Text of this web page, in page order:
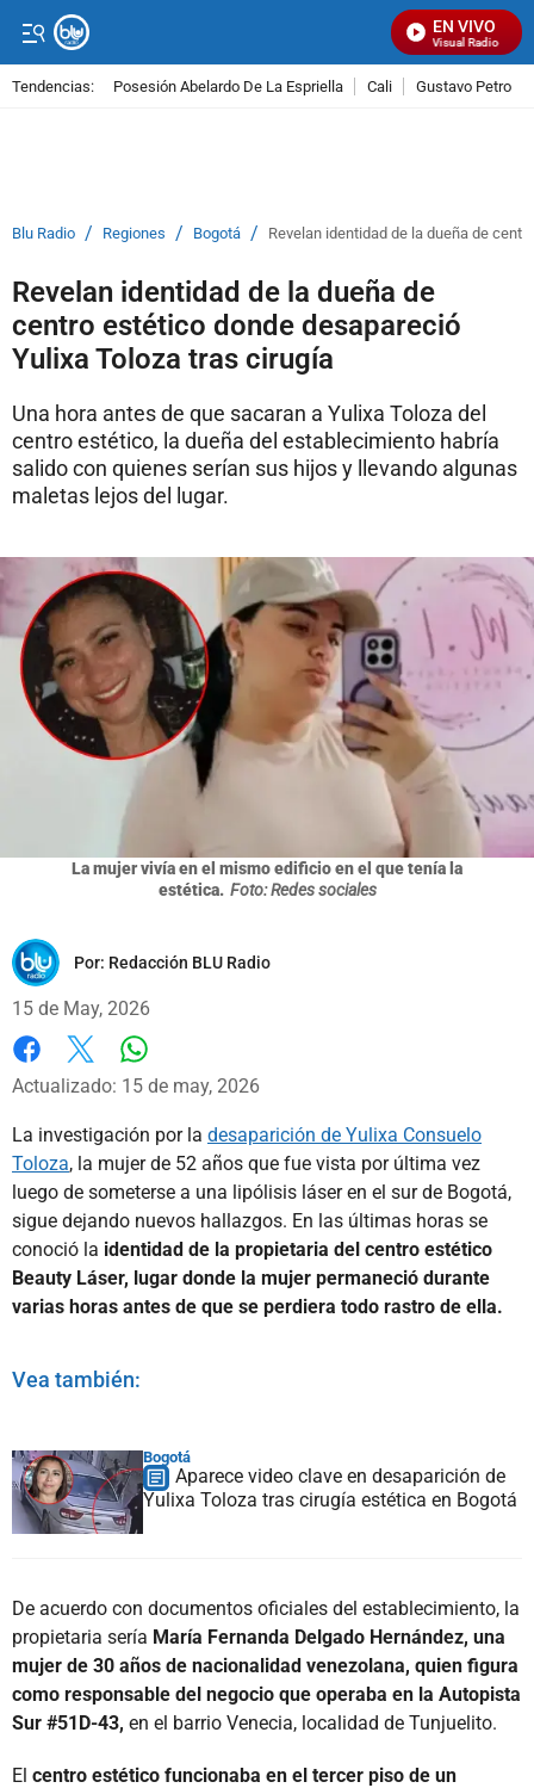
EN VIVO
Señal Visual Radio
Tendencias: Posesión Abelardo De La Espriella Cali Gustavo Petro
Blu Radio / Regiones / Bogotá / Revelan identidad de la dueña de
Revelan identidad de la dueña de
centro estético donde desapareció
Yulixa Toloza tras cirugía
Una hora antes de que sacaran a Yulixa Toloza del
centro estético, la dueña del establecimiento habría
salido con quienes serían sus hijos y llevando algunas
maletas lejos del lugar.
La mujer vivía en el mismo edificio en el que tenía la
estética. Foto: Redes sociales
Por: Redacción BLU Radio
15 de May, 2026
Facebook
X
Actualizado: 15 de may, 2026
La investigación por la desaparición de Yulixa Consuelo
Toloza, la mujer de 52 años que fue vista por última vez
luego de someterse a una lipólisis láser en el sur de Bogotá,
sigue dejando nuevos hallazgos. En las últimas horas se
conoció la identidad de la propietaria del centro estético
Beauty Láser, lugar donde la mujer permaneció durante
varias horas antes de que se perdiera todo rastro de ella.
Vea también:
Bogotá
Aparece video clave en desaparición de
Yulixa Toloza tras cirugía estética en Bogotá
De acuerdo con documentos oficiales del establecimiento, la
propietaria sería María Fernanda Delgado Hernández, una
mujer de 30 años de nacionalidad venezolana, quien figura
como responsable del negocio que operaba en la Autopista
Sur #51D-43, en el barrio Venecia, localidad de Tunjuelito.
El centro estético funcionaba en el tercer piso de un